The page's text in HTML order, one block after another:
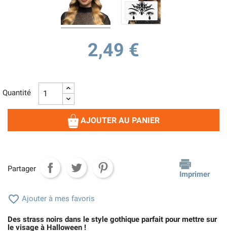
2,49 €
Quantité
AJOUTER AU PANIER
Partager
Imprimer
 Ajouter à mes favoris
Des strass noirs dans le style gothique parfait pour mettre sur
le visage à Halloween !